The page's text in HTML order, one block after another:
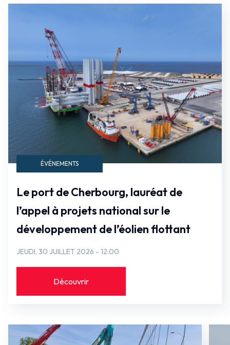
ÉVÉNEMENTS
Le port de Cherbourg, lauréat de
l’appel à projets national sur le
développement de l’éolien flottant
JEUDI, 30 JUILLET 2026 - 12:00
Découvrir